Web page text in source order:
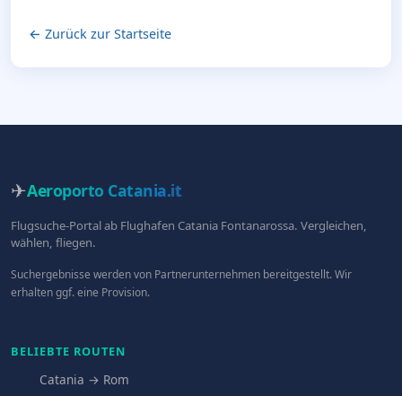
← Zurück zur Startseite
✈Aeroporto Catania.it
Flugsuche-Portal ab Flughafen Catania Fontanarossa. Vergleichen,
wählen, fliegen.
Suchergebnisse werden von Partnerunternehmen bereitgestellt. Wir
erhalten ggf. eine Provision.
BELIEBTE ROUTEN
Catania → Rom